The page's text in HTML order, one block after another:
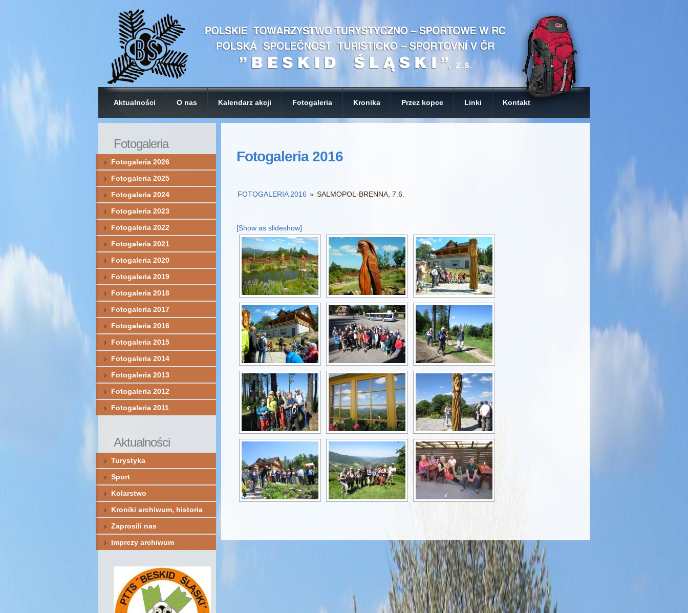
Aktualności O nas Kalendarz akcji Fotogaleria Kronika Przez kopce Linki Kontakt
Fotogaleria 2016
FOTOGALERIA 2016 » SALMOPOL-BRENNA, 7.6.
[Show as slideshow]
Fotogaleria
Fotogaleria 2026
Fotogaleria 2025
Fotogaleria 2024
Fotogaleria 2023
Fotogaleria 2022
Fotogaleria 2021
Fotogaleria 2020
Fotogaleria 2019
Fotogaleria 2018
Fotogaleria 2017
Fotogaleria 2016
Fotogaleria 2015
Fotogaleria 2014
Fotogaleria 2013
Fotogaleria 2012
Fotogaleria 2011
Aktualności
Turystyka
Sport
Kolarstwo
Kroniki archiwum, historia
Zaprosili nas
Imprezy archiwum